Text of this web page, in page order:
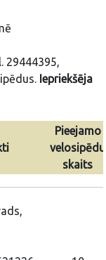
29444395,
Iepriekšēja
Pieejamo
velosipēdu
skaits